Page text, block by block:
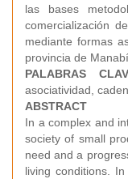
las bases
comercialización
mediante formas
provincia de Manabí.
PALABRAS
asociatividad,
ABSTRACT
In a complex and
society of small
need and a
living conditions.